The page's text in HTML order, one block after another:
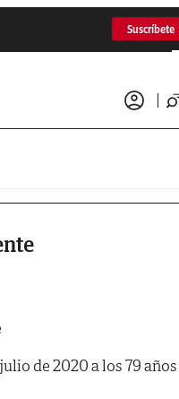
Suscríbete
de 2020 a los 79 años